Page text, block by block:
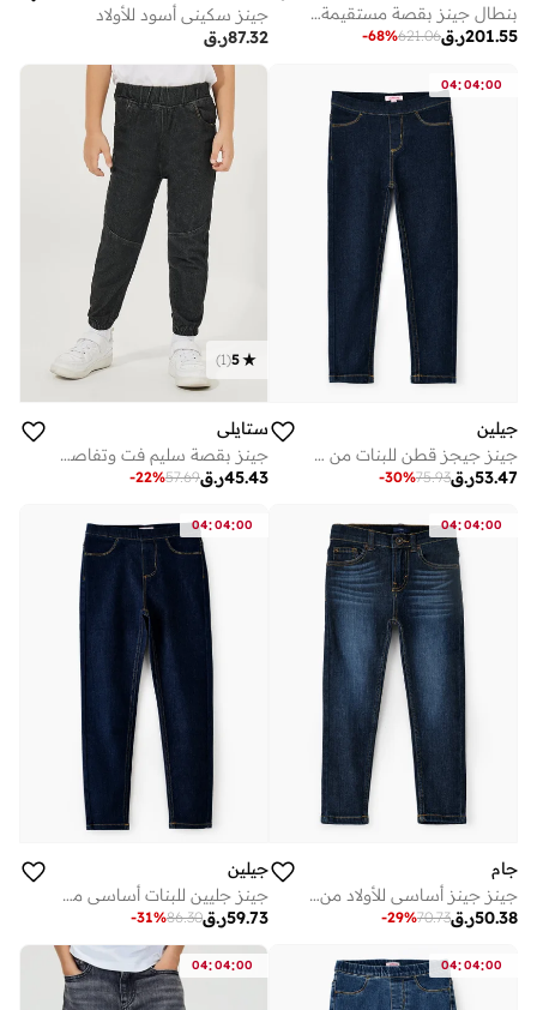
بنطال جينز بقصة مستقيمة للأطفال
ر.ق201.55
621.06
-68%
جينز سكيني أسود للأولاد
ر.ق87.32
04:04:00
جيلين
جينز جيجز قطن للبنات من جيلاين
ر.ق53.47
75.93
-30%
5
(
1
)
ستايلي
جينز بقصة سليم فت وتفاصيل خياطة
ر.ق45.43
57.69
-22%
04:04:00
جام
جينز جينز أساسي للأولاد من الدنيم، جينز دنيم قطني ناعم ومريح للأولاد، مثالي للارتداء اليومي
ر.ق50.38
70.73
-29%
04:04:00
جيلين
جينز جليين للبنات أساسي مريح
ر.ق59.73
86.30
-31%
04:04:00
04:04:00